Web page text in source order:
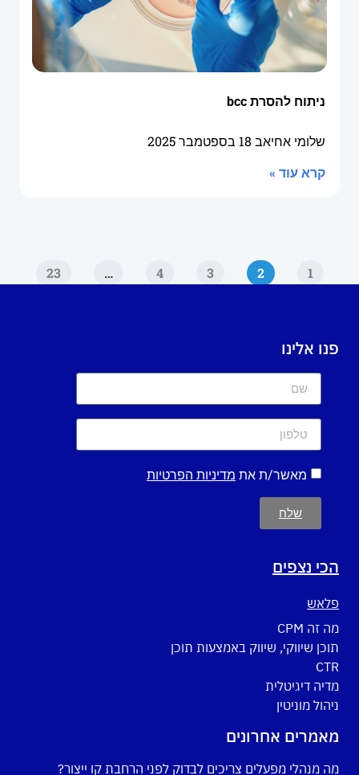
ניתוח להסרת bcc
שלומי אחיאב 18 בספטמבר 2025
קרא עוד »
1
2
3
4
…
23
פנו אלינו
מאשר/ת את מדיניות הפרטיות
שלח
הכי נצפים
פלאש
מה זה CPM
תוכן שיווקי, שיווק באמצעות תוכן
CTR
מדיה דיגיטלית
ניהול מוניטין
מאמרים אחרונים
מה מנהלי מפעלים צריכים לבדוק לפני הרחבת קו ייצור?